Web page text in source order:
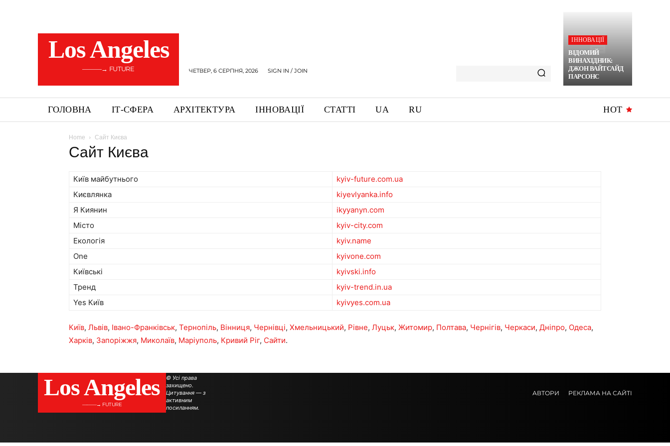
Los Angeles
———→ FUTURE ЧЕТВЕР, 6 СЕРПНЯ, 2026 SIGN IN / JOIN
ІННОВАЦІЇ
ВІДОМИЙ
ВИНАХІДНИК:
ДЖОН ВАЙТСАЙД
ПАРСОНС
ГОЛОВНА ІТ-СФЕРА АРХІТЕКТУРА ІННОВАЦІЇ СТАТТІ UA RU HOT
Home Сайт Києва
Сайт Києва
Київ майбутнього
kyiv-future.com.ua
Києвлянка
kiyevlyanka.info
Я Киянин
ikyyanyn.com
Місто
kyiv-city.com
Екологія
kyiv.name
One
kyivone.com
Київські
kyivski.info
Тренд
kyiv-trend.in.ua
Yes Київ
kyivyes.com.ua
Київ, Львів, Івано-Франківськ, Тернопіль, Вінниця, Чернівці, Хмельницький, Рівне, Луцьк, Житомир, Полтава, Чернігів, Черкаси, Дніпро, Одеса,
Харків, Запоріжжя, Миколаїв, Маріуполь, Кривий Ріг, Сайти.
Los Angeles
———→ FUTURE
© Усі права
захищено.
Цитування — з
активним
посиланням.
АВТОРИ РЕКЛАМА НА САЙТІ